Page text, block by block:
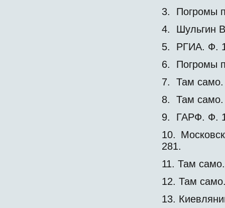
3. Погромы
4. Шульгин
5. РГИА. Ф.
6. Погромы
7. Там
8. Там само.
9. ГАРФ. Ф.
10.
281.
11. Там
12. Там
13.